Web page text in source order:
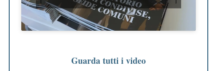
Guarda tutti i video